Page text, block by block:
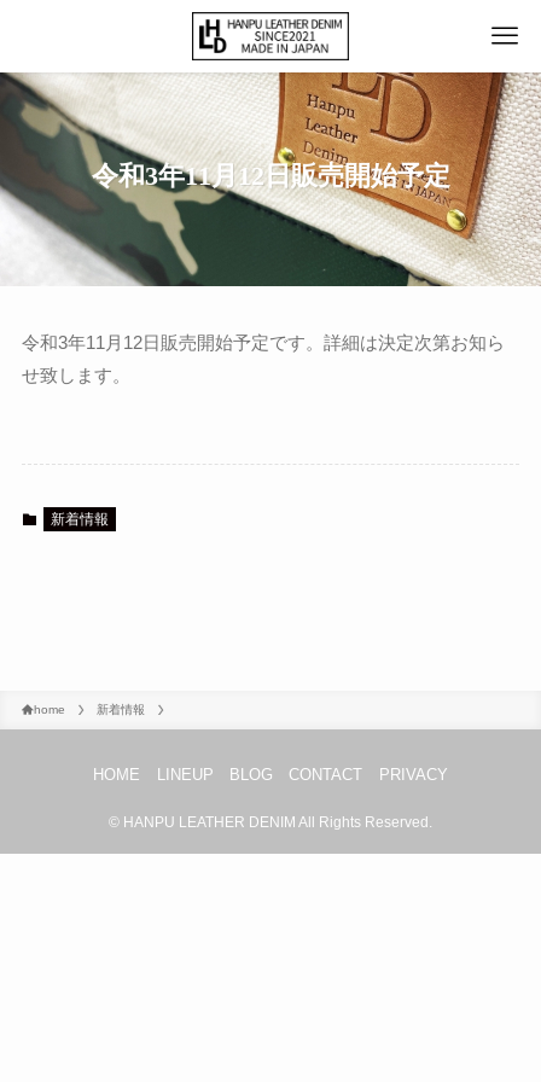
令和3年11月12日販売開始予定
令和3年11月12日販売開始予定です。詳細は決定次第お知ら
せ致します。
新着情報
home 新着情報
HOME LINEUP BLOG CONTACT PRIVACY
© HANPU LEATHER DENIM All Rights Reserved.